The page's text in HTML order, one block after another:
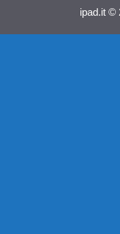
ipad.it ©